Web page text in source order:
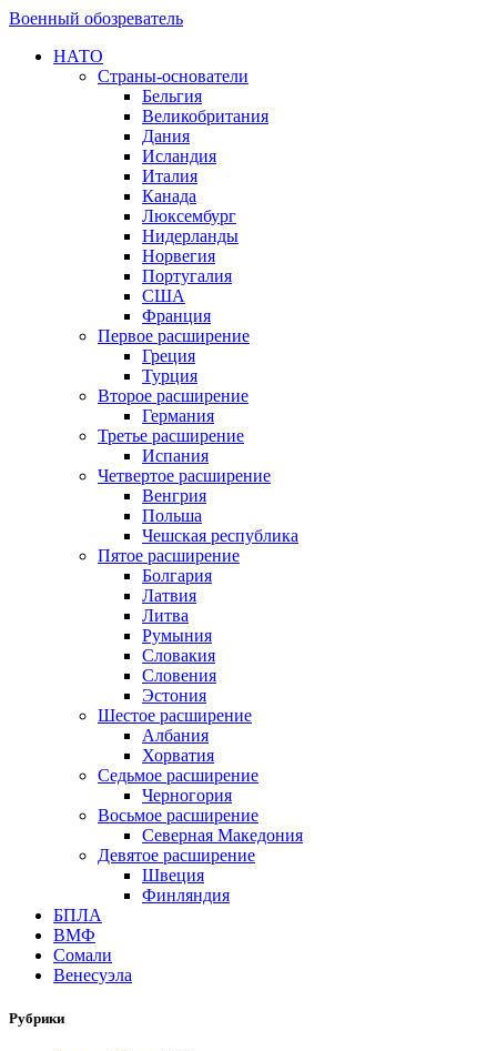
Военный обозреватель
НАТО
Страны-основатели
Бельгия
Великобритания
Дания
Исландия
Италия
Канада
Люксембург
Нидерланды
Норвегия
Португалия
США
Франция
Первое расширение
Греция
Турция
Второе расширение
Германия
Третье расширение
Испания
Четвертое расширение
Венгрия
Польша
Чешская республика
Пятое расширение
Болгария
Латвия
Литва
Румыния
Словакия
Словения
Эстония
Шестое расширение
Албания
Хорватия
Седьмое расширение
Черногория
Восьмое расширение
Северная Македония
Девятое расширение
Швеция
Финляндия
БПЛА
ВМФ
Сомали
Венесуэла
Рубрики